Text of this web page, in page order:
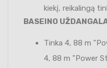
kiekį, reikalingą
BASEINO
Tinka 4, 88 m
4, 88 m "Power